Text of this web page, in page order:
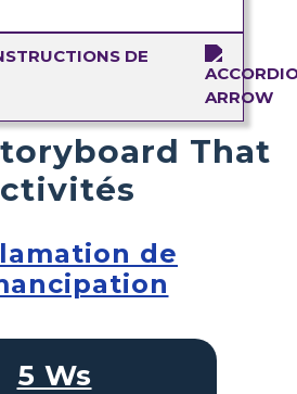
DE
That
de
5 Ws